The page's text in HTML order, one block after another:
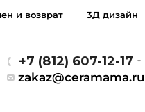
и возврат 3Д дизайн
+7 (812) 607-12-17
zakaz@ceramama.ru